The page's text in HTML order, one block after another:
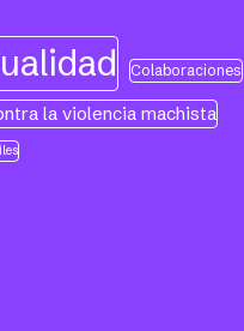
Colaboraciones
la violencia machista